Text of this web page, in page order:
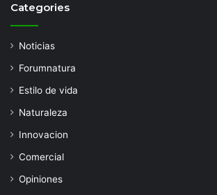
Categories
Noticias
Forumnatura
Estilo de vida
Naturaleza
Innovacion
Comercial
Opiniones